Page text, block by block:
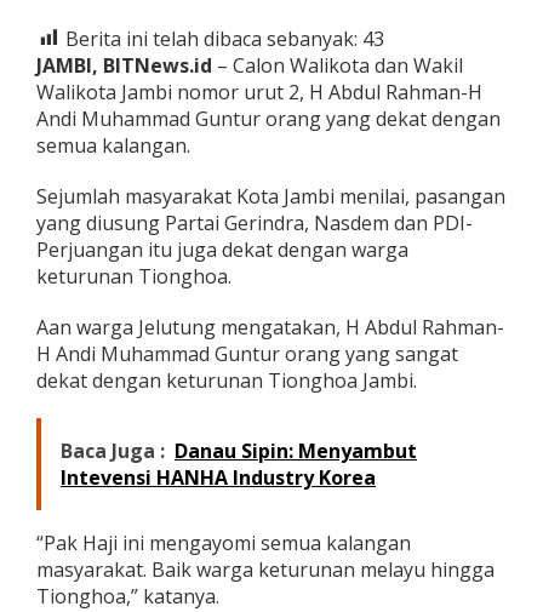
a
h
m
a
n
-
A
d
i
M
G
t
u
r
k
a
t
n
g
a
Berita ini telah dibaca sebanyak: 43
JAMBI, BITNews.id – Calon Walikota dan Wakil
Walikota Jambi nomor urut 2, H Abdul Rahman-H
Andi Muhammad Guntur orang yang dekat dengan
semua kalangan.
Sejumlah masyarakat Kota Jambi menilai, pasangan
yang diusung Partai Gerindra, Nasdem dan PDI-
Perjuangan itu juga dekat dengan warga
keturunan Tionghoa.
Aan warga Jelutung mengatakan, H Abdul Rahman-
H Andi Muhammad Guntur orang yang sangat
dekat dengan keturunan Tionghoa Jambi.
Baca Juga : Danau Sipin: Menyambut
Intevensi HANHA Industry Korea
“Pak Haji ini mengayomi semua kalangan
masyarakat. Baik warga keturunan melayu hingga
Tionghoa,” katanya.